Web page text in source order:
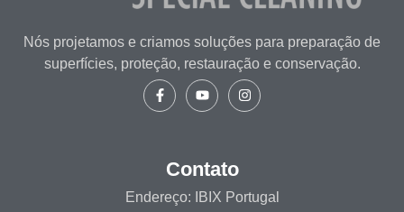
Nós projetamos e criamos soluções para preparação de
superfícies, proteção, restauração e conservação.
Contato
Endereço: IBIX Portugal